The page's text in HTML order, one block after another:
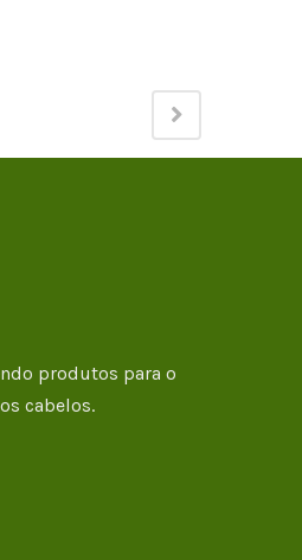
produtos para o
cabelos.